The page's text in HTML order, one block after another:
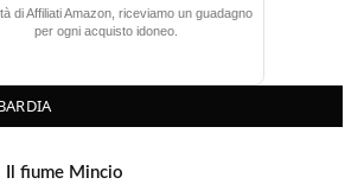
di Affiliati Amazon, riceviamo un guadagno
per ogni acquisto idoneo.
Il fiume Mincio